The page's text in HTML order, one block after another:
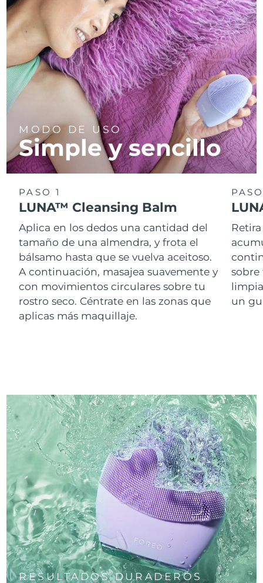
MODO DE USO
Simple y sencillo
PASO 1
LUNA™ Cleansing Balm
Aplica en los dedos una cantidad del
tamaño de una almendra, y frota el
bálsamo hasta que se vuelva aceitoso.
A continuación, masajea suavemente y
con movimientos circulares sobre tu
rostro seco. Céntrate en las zonas que
aplicas más maquillaje.
un
RESULTADOS DURADEROS